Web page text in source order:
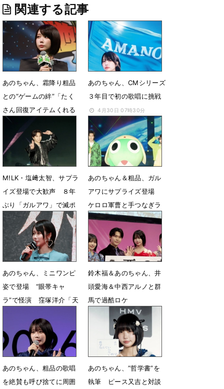
関連する記事
あのちゃん、霜降り粗品
との“ゲームの絆”「たく
さん回復アイテムくれる
6月3日 19時42分
あのちゃん、CMシリーズ
３年目で初の歌唱に挑戦
4月30日 07時30分
M!LK・塩﨑太智、サプラ
イズ登場で大歓声 ８年
ぶり「ガルアワ」で滅ポ
ーズ
4月20日 07時30分
あのちゃん＆粗品、ガル
アワにサプライズ登場
ケロロ軍曹と手つなぎラ
ンウェイ
4月20日 07時20分
あのちゃん、ミニワンピ
姿で登場 “眼帯キャ
ラ”で怪演 窪塚洋介「天
4月6日 21時07分
鈴木福＆あのちゃん、井
頭愛海＆中西アルノと群
馬で過酷ロケ
4月2日 23時51分
あのちゃん、粗品の歌唱
を絶賛も呼び捨てに周囲
あのちゃん、”哲学書”を
執筆 ピース又吉と対談